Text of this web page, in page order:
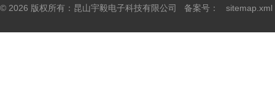
© 2026 版权所有：昆山宇毅电子科技有限公司 备案号： sitemap.xml